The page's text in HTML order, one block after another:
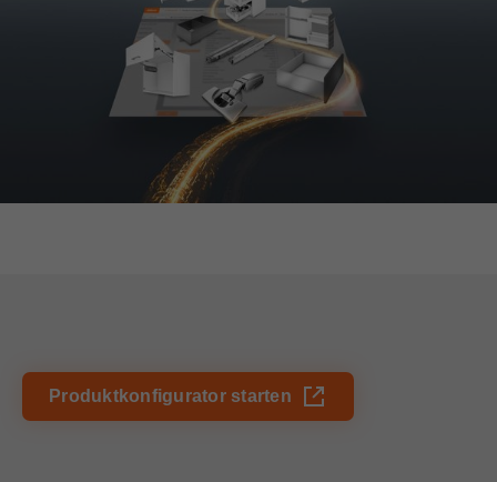
Produktkonfigurator starten